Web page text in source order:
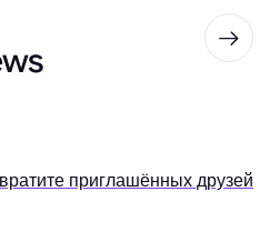
приглашённых друзей